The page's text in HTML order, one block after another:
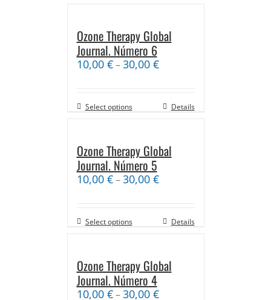
Ozone Therapy Global
Journal. Número 6
10,00 €–30,00 €
Select options Details
Ozone Therapy Global
Journal. Número 5
10,00 €–30,00 €
Select options Details
Ozone Therapy Global
Journal. Número 4
10,00 €–30,00 €